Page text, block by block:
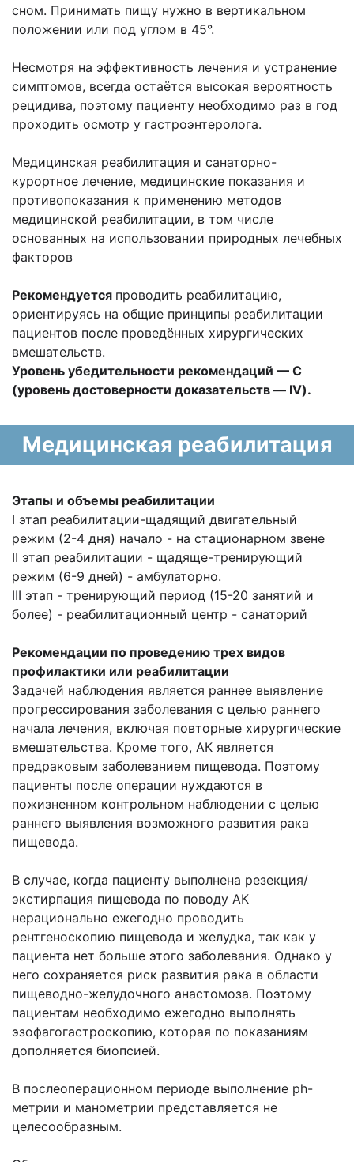
сном. Принимать пищу нужно в вертикальном
положении или под углом в 45°.
Несмотря на эффективность лечения и устранение
симптомов, всегда остаётся высокая вероятность
рецидива, поэтому пациенту необходимо раз в год
проходить осмотр у гастроэнтеролога.
Медицинская реабилитация и санаторно-
курортное лечение, медицинские показания и
противопоказания к применению методов
медицинской реабилитации, в том числе
основанных на использовании природных лечебных
факторов
Рекомендуется проводить реабилитацию,
ориентируясь на общие принципы реабилитации
пациентов после проведённых хирургических
вмешательств.
Уровень убедительности рекомендаций — С
(уровень достоверности доказательств — IV).
Медицинская реабилитация
Этапы и объемы реабилитации
I этап реабилитации-щадящий двигательный
режим (2-4 дня) начало - на стационарном звене
II этап реабилитации - щадяще-тренирующий
режим (6-9 дней) - амбулаторно.
III этап - тренирующий период (15-20 занятий и
более) - реабилитационный центр - санаторий
Рекомендации по проведению трех видов
профилактики или реабилитации
Задачей наблюдения является раннее выявление
прогрессирования заболевания с целью раннего
начала лечения, включая повторные хирургические
вмешательства. Кроме того, АК является
предраковым заболеванием пищевода. Поэтому
пациенты после операции нуждаются в
пожизненном контрольном наблюдении с целью
раннего выявления возможного развития рака
пищевода.
В случае, когда пациенту выполнена резекция/
экстирпация пищевода по поводу АК
нерационально ежегодно проводить
рентгеноскопию пищевода и желудка, так как у
пациента нет больше этого заболевания. Однако у
него сохраняется риск развития рака в области
пищеводно-желудочного анастомоза. Поэтому
пациентам необходимо ежегодно выполнять
эзофагогастроскопию, которая по показаниям
дополняется биопсией.
В послеоперационном периоде выполнение рh-
метрии и манометрии представляется не
целесообразным.